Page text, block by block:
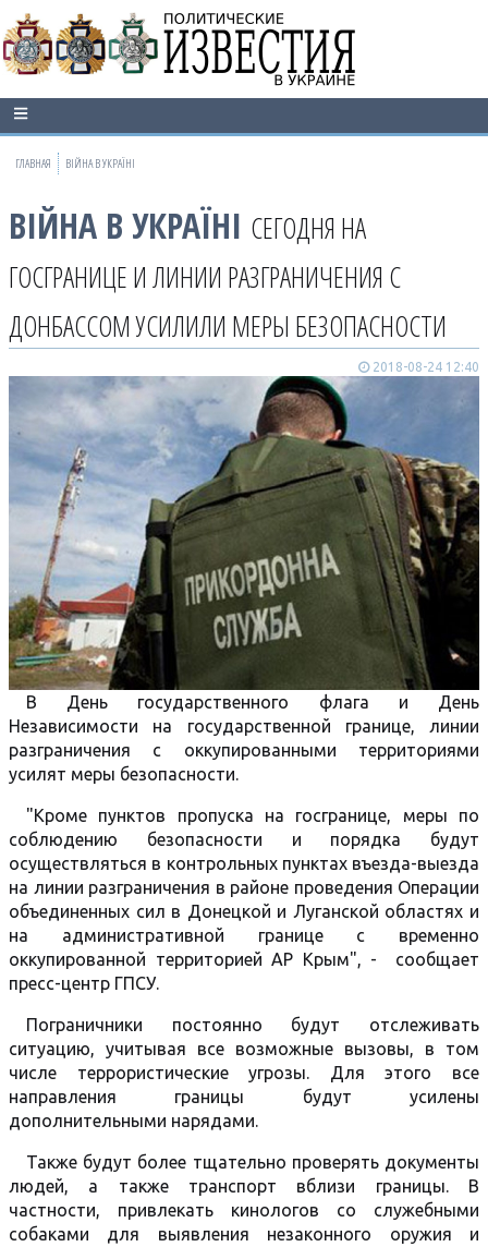
ГЛАВНАЯ ВІЙНА В УКРАЇНІ
ВІЙНА В УКРАЇНІ СЕГОДНЯ НА
ГОСГРАНИЦЕ И ЛИНИИ РАЗГРАНИЧЕНИЯ С
ДОНБАССОМ УСИЛИЛИ МЕРЫ БЕЗОПАСНОСТИ
2018-08-24 12:40
В День государственного флага и День
Независимости на государственной границе, линии
разграничения с оккупированными территориями
усилят меры безопасности.
"Кроме пунктов пропуска на госгранице, меры по
соблюдению безопасности и порядка будут
осуществляться в контрольных пунктах въезда-выезда
на линии разграничения в районе проведения Операции
объединенных сил в Донецкой и Луганской областях и
на административной границе с временно
оккупированной территорией АР Крым", - сообщает
пресс-центр ГПСУ.
Пограничники постоянно будут отслеживать
ситуацию, учитывая все возможные вызовы, в том
числе террористические угрозы. Для этого все
направления границы будут усилены
дополнительными нарядами.
Также будут более тщательно проверять документы
людей, а также транспорт вблизи границы. В
частности, привлекать кинологов со служебными
собаками для выявления незаконного оружия и